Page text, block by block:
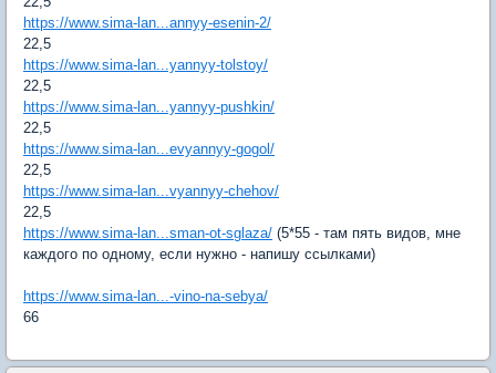
https://www.sima-lan...annyy-esenin-2/
22,5
https://www.sima-lan...yannyy-tolstoy/
22,5
https://www.sima-lan...yannyy-pushkin/
22,5
https://www.sima-lan...evyannyy-gogol/
22,5
https://www.sima-lan...vyannyy-chehov/
22,5
https://www.sima-lan...sman-ot-sglaza/ (5*55 - там пять видов, мне
каждого по одному, если нужно - напишу ссылками)
https://www.sima-lan...-vino-na-sebya/
66